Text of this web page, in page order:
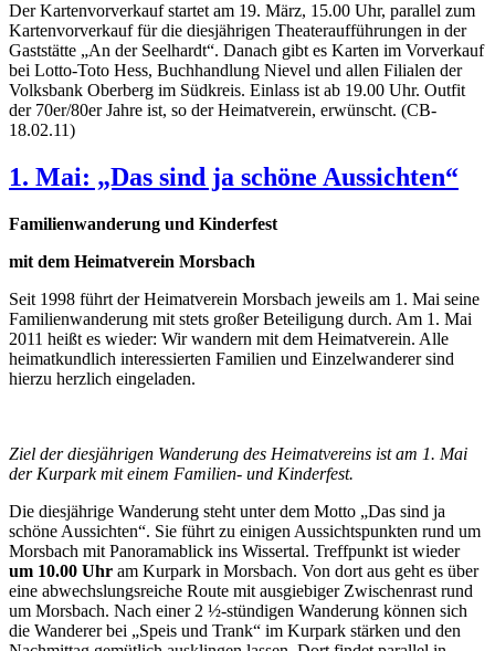
Der Kartenvorverkauf startet am 19. März, 15.00 Uhr, parallel zum
Kartenvorverkauf für die diesjährigen Theateraufführungen in der
Gaststätte „An der Seelhardt“. Danach gibt es Karten im Vorverkauf
bei Lotto-Toto Hess, Buchhandlung Nievel und allen Filialen der
Volksbank Oberberg im Südkreis. Einlass ist ab 19.00 Uhr. Outfit
der 70er/80er Jahre ist, so der Heimatverein, erwünscht. (CB-
18.02.11)
1. Mai: „Das sind ja schöne Aussichten“
Familienwanderung und Kinderfest
mit dem Heimatverein Morsbach
Seit 1998 führt der Heimatverein Morsbach jeweils am 1. Mai seine
Familienwanderung mit stets großer Beteiligung durch. Am 1. Mai
2011 heißt es wieder: Wir wandern mit dem Heimatverein. Alle
heimatkundlich interessierten Familien und Einzelwanderer sind
hierzu herzlich eingeladen.
Ziel der diesjährigen Wanderung des Heimatvereins ist am 1. Mai
der Kurpark mit einem Familien- und Kinderfest.
Die diesjährige Wanderung steht unter dem Motto „Das sind ja
schöne Aussichten“. Sie führt zu einigen Aussichtspunkten rund um
Morsbach mit Panoramablick ins Wissertal. Treffpunkt ist wieder
um 10.00 Uhr am Kurpark in Morsbach. Von dort aus geht es über
eine abwechslungsreiche Route mit ausgiebiger Zwischenrast rund
um Morsbach. Nach einer 2 ½-stündigen Wanderung können sich
die Wanderer bei „Speis und Trank“ im Kurpark stärken und den